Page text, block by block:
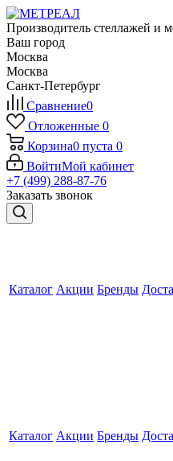
Производитель стеллажей и
Ваш город
Москва
Москва
Санкт-Петербург
Сравнение0
Отложенные 0
Корзина0 пуста 0
ВойтиМой кабинет
+7 (499) 288-87-76
Заказать звонок
Каталог Акции Бренды
Каталог Акции Бренды